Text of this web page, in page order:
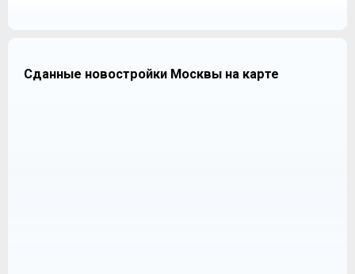
Сданные новостройки Москвы на карте